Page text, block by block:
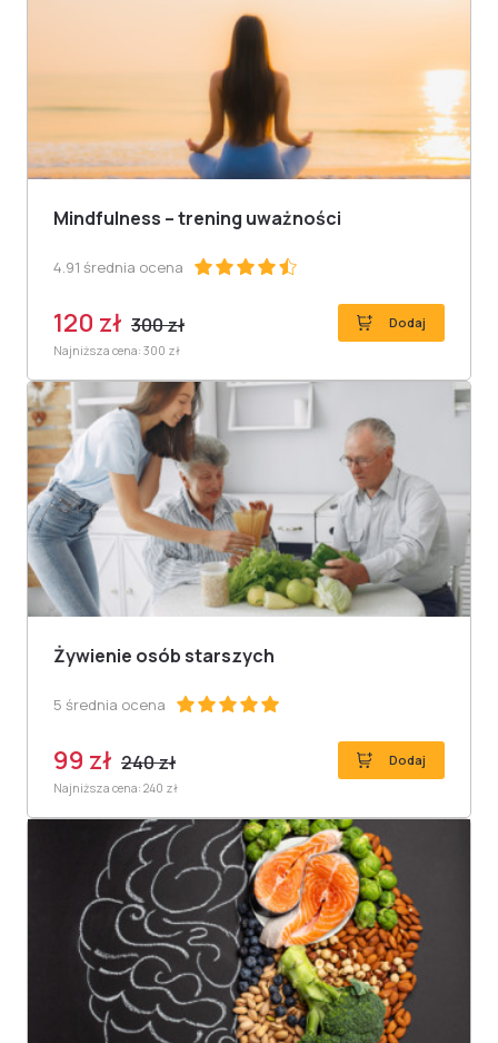
Mindfulness – trening uważności
4.91 średnia ocena
120 zł 300 zł Dodaj
Najniższa cena: 300 zł
Żywienie osób starszych
5 średnia ocena
99 zł 240 zł Dodaj
Najniższa cena: 240 zł